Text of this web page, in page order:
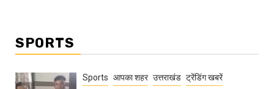
SPORTS
Sports आपका शहर उत्तराखंड ट्रेंडिंग खबरें